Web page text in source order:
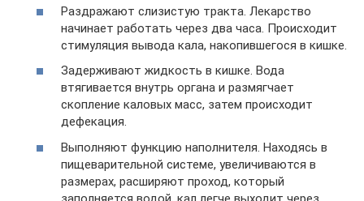
Раздражают слизистую тракта. Лекарство
начинает работать через два часа. Происходит
стимуляция вывода кала, накопившегося в кишке.
Задерживают жидкость в кишке. Вода
втягивается внутрь органа и размягчает
скопление каловых масс, затем происходит
дефекация.
Выполняют функцию наполнителя. Находясь в
пищеварительной системе, увеличиваются в
размерах, расширяют проход, который